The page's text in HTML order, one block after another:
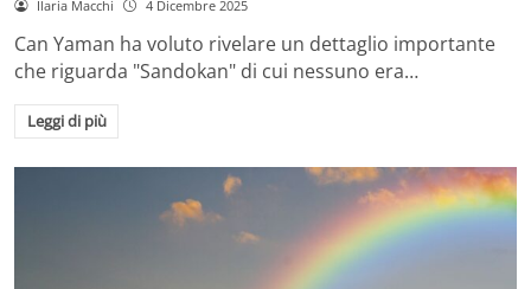
Ilaria Macchi 4 Dicembre 2025
Can Yaman ha voluto rivelare un dettaglio importante
che riguarda "Sandokan" di cui nessuno era…
Leggi di più